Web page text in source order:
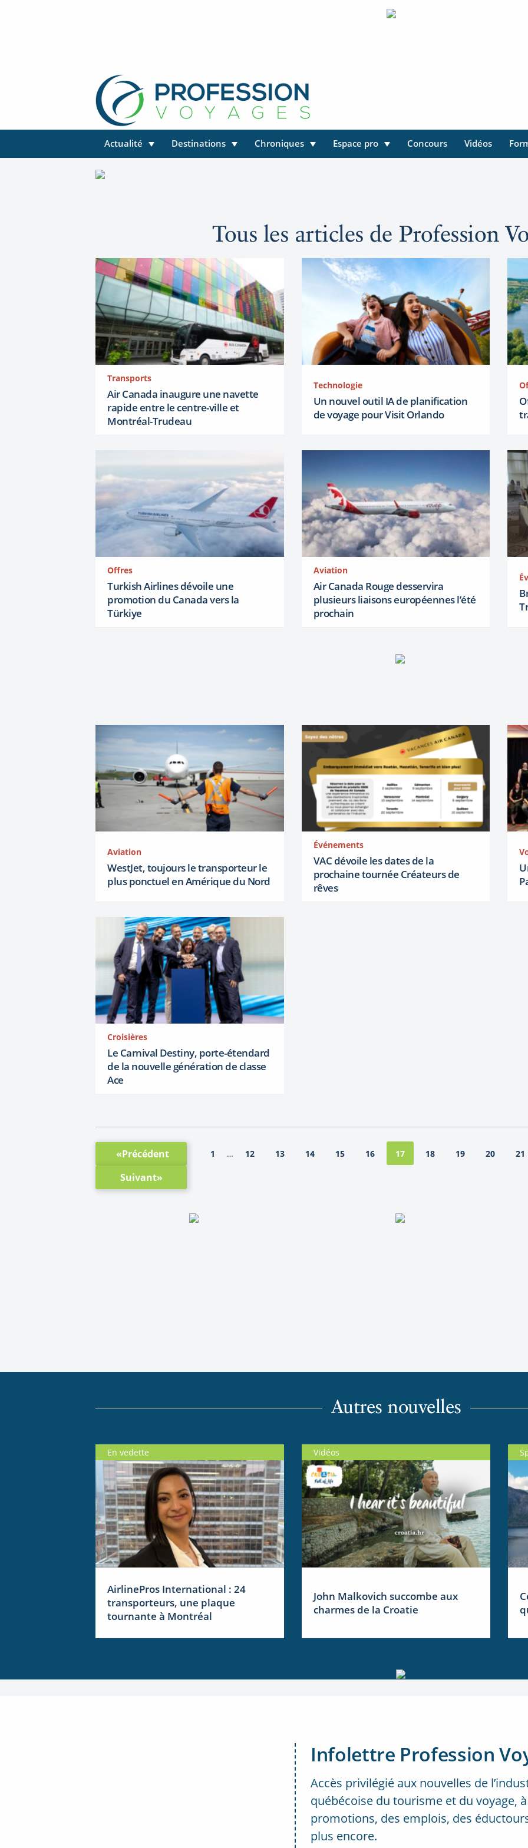
Actualité Destinations Chroniques Espace pro Concours Vidéos
Tous les articles de Profession
Transports
Air Canada inaugure une navette
rapide entre le centre-ville et
Montréal-Trudeau
Technologie
Un nouvel outil IA de planification
de voyage pour Visit Orlando
Offres
Turkish Airlines dévoile une
promotion du Canada vers la
Türkiye
Aviation
Air Canada Rouge desservira
plusieurs liaisons européennes l’été
prochain
Aviation
WestJet, toujours le transporteur le
plus ponctuel en Amérique du Nord
Événements
VAC dévoile les dates de la
prochaine tournée Créateurs de
rêves
Croisières
Le Carnival Destiny, porte-étendard
de la nouvelle génération de classe
Ace
«Précédent 1 … 12 13 14 15 16 17 18 19 20 21
Suivant»
Autres nouvelles
En vedette
AirlinePros International : 24
transporteurs, une plaque
tournante à Montréal
Vidéos
John Malkovich succombe aux
charmes de la Croatie
Infolettre Profession
Accès privilégié aux nouvelles de
québécoise du tourisme et du voyage,
promotions, des emplois, des
plus encore.